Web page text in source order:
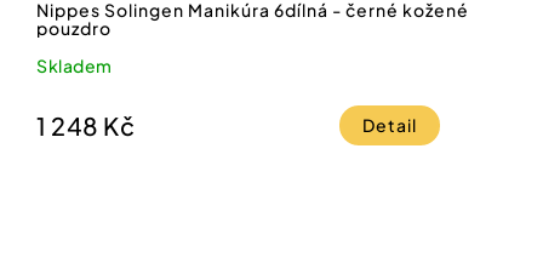
Nippes Solingen Manikúra 6dílná - černé kožené
pouzdro
Skladem
1 248 Kč Detail